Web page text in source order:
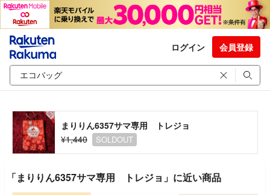
ログイン 会員登録
まりりん6357サマ専用 トレジョ
¥1,440
SOLDOUT
「まりりん6357サマ専用 トレジョ」に近い商品